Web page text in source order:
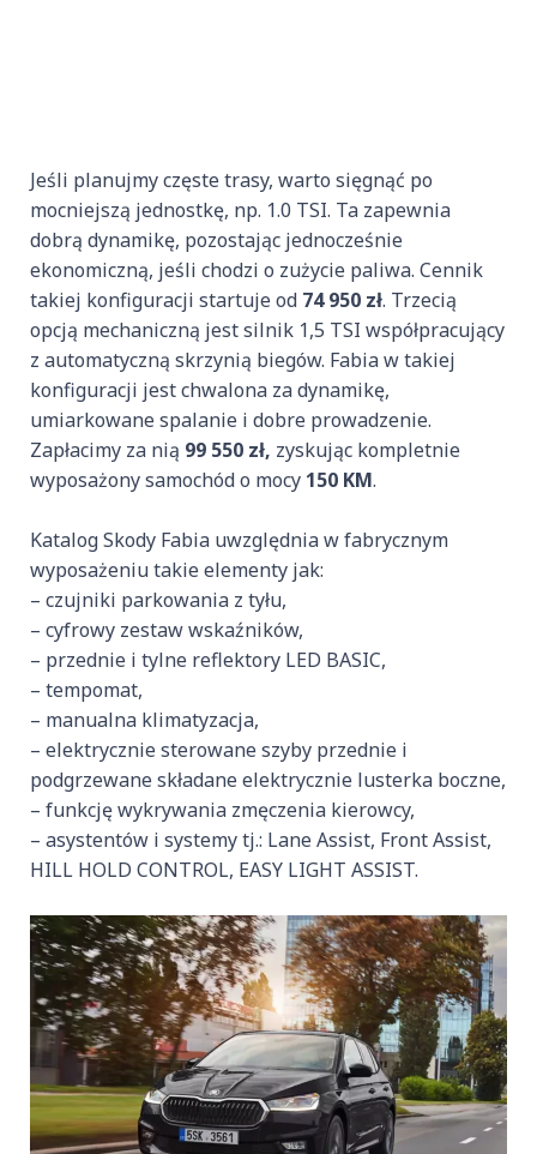
Jeśli planujmy częste trasy, warto sięgnąć po
mocniejszą jednostkę, np. 1.0 TSI. Ta zapewnia
dobrą dynamikę, pozostając jednocześnie
ekonomiczną, jeśli chodzi o zużycie paliwa. Cennik
takiej konfiguracji startuje od 74 950 zł. Trzecią
opcją mechaniczną jest silnik 1,5 TSI współpracujący
z automatyczną skrzynią biegów. Fabia w takiej
konfiguracji jest chwalona za dynamikę,
umiarkowane spalanie i dobre prowadzenie.
Zapłacimy za nią 99 550 zł, zyskując kompletnie
wyposażony samochód o mocy 150 KM.
Katalog Skody Fabia uwzględnia w fabrycznym
wyposażeniu takie elementy jak:
– czujniki parkowania z tyłu,
– cyfrowy zestaw wskaźników,
– przednie i tylne reflektory LED BASIC,
– tempomat,
– manualna klimatyzacja,
– elektrycznie sterowane szyby przednie i
podgrzewane składane elektrycznie lusterka boczne,
– funkcję wykrywania zmęczenia kierowcy,
– asystentów i systemy tj.: Lane Assist, Front Assist,
HILL HOLD CONTROL, EASY LIGHT ASSIST.